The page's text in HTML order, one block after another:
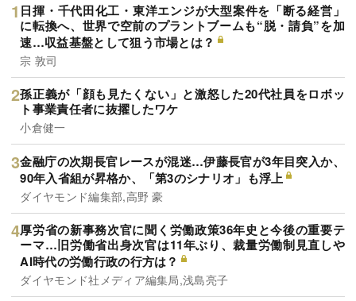
日揮・千代田化工・東洋エンジが大型案件を「断る経営」
に転換へ、世界で空前のプラントブームも“脱・請負”を加
速…収益基盤として狙う市場とは？
宗 敦司
孫正義が「顔も見たくない」と激怒した20代社員をロボッ
ト事業責任者に抜擢したワケ
小倉健一
金融庁の次期長官レースが混迷…伊藤長官が3年目突入か、
90年入省組が昇格か、「第3のシナリオ」も浮上
ダイヤモンド編集部,高野 豪
厚労省の新事務次官に聞く労働政策36年史と今後の重要テ
ーマ…旧労働省出身次官は11年ぶり、裁量労働制見直しや
AI時代の労働行政の行方は？
ダイヤモンド社メディア編集局,浅島亮子